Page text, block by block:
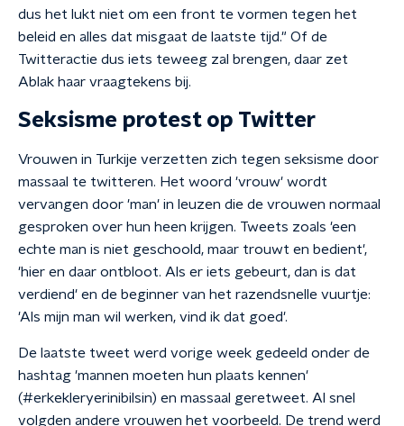
dus het lukt niet om een front te vormen tegen het
beleid en alles dat misgaat de laatste tijd." Of de
Twitteractie dus iets teweeg zal brengen, daar zet
Ablak haar vraagtekens bij.
Seksisme protest op Twitter
Vrouwen in Turkije verzetten zich tegen seksisme door
massaal te twitteren. Het woord 'vrouw' wordt
vervangen door 'man' in leuzen die de vrouwen normaal
gesproken over hun heen krijgen. Tweets zoals 'een
echte man is niet geschoold, maar trouwt en bedient',
'hier en daar ontbloot. Als er iets gebeurt, dan is dat
verdiend' en de beginner van het razendsnelle vuurtje:
'Als mijn man wil werken, vind ik dat goed'.
De laatste tweet werd vorige week gedeeld onder de
hashtag 'mannen moeten hun plaats kennen'
(#erkekleryerinibilsin) en massaal geretweet. Al snel
volgden andere vrouwen het voorbeeld. De trend werd